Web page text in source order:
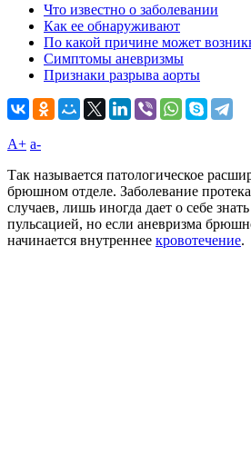
Что известно о заболевании
Как ее обнаруживают
По какой причине может
Симптомы аневризмы
Признаки разрыва аорты
A+ а-
Так называется патологическое
брюшном отделе. Заболевание
случаев, лишь иногда дает о себе
пульсацией, но если аневризма
начинается внутреннее кровотечение.